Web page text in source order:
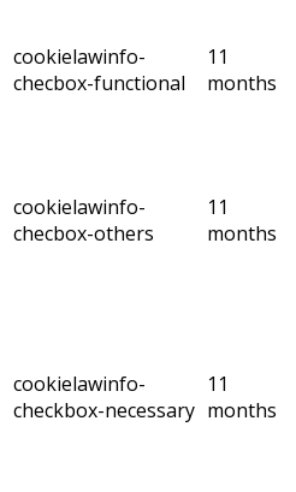
cookielawinfo-
checbox-functional
11
months
cookielawinfo-
checbox-others
11
months
cookielawinfo-
checkbox-necessary
11
months